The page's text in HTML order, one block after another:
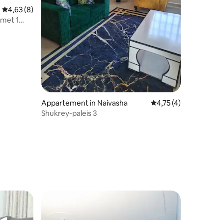
Gemiddelde beoordeling van 4,63 uit 5, 8 recensies
4,63 (8)
1
Appartement in Naivasha Gemiddelde
4,75 (4)
Shukrey-paleis 3